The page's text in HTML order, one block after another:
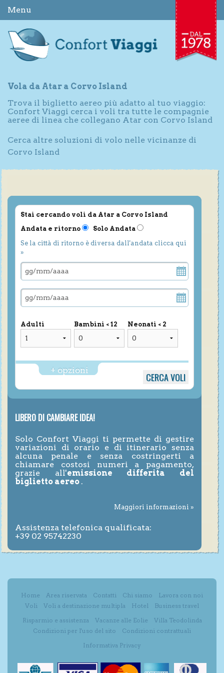
Menu
Vola da Atar a Corvo Island
Trova il biglietto aereo più adatto al tuo viaggio:
Confort Viaggi cerca i voli tra tutte le compagnie
aeree di linea che collegano Atar con Corvo Island
Cerca altre soluzioni di volo nelle vicinanze di
Corvo Island
Stai cercando voli da Atar a Corvo Island
Andata e ritorno
Solo Andata
Se la città di ritorno è diversa dall'andata clicca qui
»
Adulti Bambini < 12 Neonati < 2
+ opzioni
LIBERO DI CAMBIARE IDEA!
Solo Confort Viaggi ti permette di gestire
variazioni di orario e di itinerario senza
alcuna penale e senza costringerti a
chiamare costosi numeri a pagamento,
grazie all'emissione differita del
biglietto aereo .
Maggiori informazioni »
Assistenza telefonica qualificata:
+39 02 95742230
Home Area riservata Contatti Chi siamo
Lavora con noi
Voli
Voli a destinazione multipla Hotel
Business travel
Risparmio e assistenza
Vacanze alle Eolie
Villa Teodolinda
Condizioni per l'uso del sito
Condizioni contrattuali
Informativa Privacy